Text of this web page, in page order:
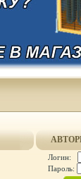
Логин:
Пароль: